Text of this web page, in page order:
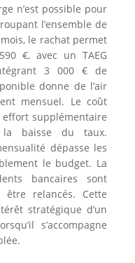
n’est possible pour
l’ensemble de
le rachat permet
€, avec un TAEG
3 000 € de
donne de l’air
mensuel. Le coût
effort supplémentaire
la baisse du taux.
dépasse les
le budget. La
bancaires sont
relancés. Cette
stratégique d’un
s’accompagne